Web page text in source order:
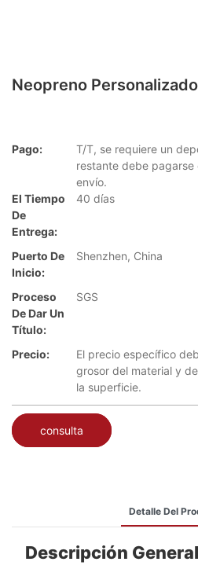
Neopreno
Pago:
T/T, se requiere un
restante debe
envío.
El Tiempo
De
Entrega:
40 días
Puerto De
Inicio:
Shenzhen, China
Proceso
De Dar Un
Título:
SGS
Precio:
El precio específico
grosor del material y
la superficie.
consulta
Detalle Del
Descripción